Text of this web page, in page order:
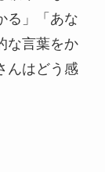
る」「あな
な言葉をか
んはどう感